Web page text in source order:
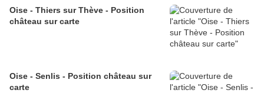
Oise - Thiers sur Thève - Position
château sur carte
Oise - Senlis - Position château sur
carte